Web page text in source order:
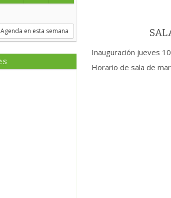
Agenda en esta semana
Inauguración jueves
Horario de sala de